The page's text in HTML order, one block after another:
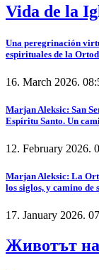
Vida de la
Una peregrinación
espirituales de la
16. March 2026.
Marjan Aleksic: San
Espíritu Santo. Un
12. February 2026.
Marjan Aleksic: La
los siglos, y camino de
17. January 2026.
Животът